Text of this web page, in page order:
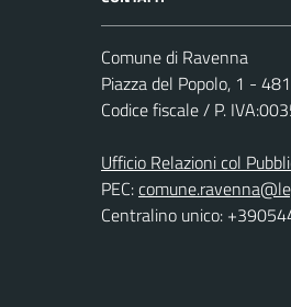
Comune di Ravenna
Piazza del Popolo, 1 -
Codice fiscale / P.
Ufficio Relazioni col
PEC:
Centralino unico: